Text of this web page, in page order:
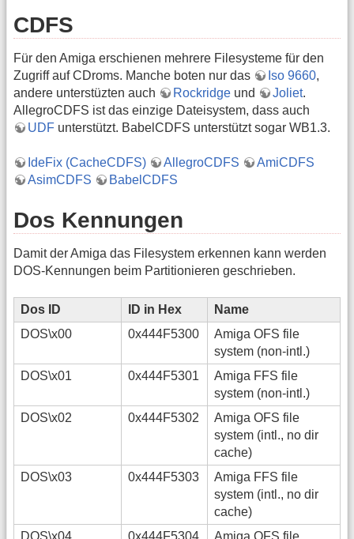
CDFS
Für den Amiga erschienen mehrere Filesysteme für den
Zugriff auf CDroms. Manche boten nur das
Iso 9660,
andere unterstüzten auch
Rockridge und Joliet.
AllegroCDFS ist das einzige Dateisystem, dass auch
UDF unterstützt. BabelCDFS unterstützt sogar WB1.3.
IdeFix (CacheCDFS) AllegroCDFS
AmiCDFS
AsimCDFS
BabelCDFS
Dos Kennungen
Damit der Amiga das Filesystem erkennen kann werden
DOS-Kennungen beim Partitionieren geschrieben.
Dos ID ID in Hex
Name
DOS\x00
0x444F5300
Amiga OFS file
system (non-intl.)
DOS\x01
0x444F5301
Amiga FFS file
system (non-intl.)
DOS\x02
0x444F5302
Amiga OFS file
system (intl., no dir
cache)
DOS\x03
0x444F5303
Amiga FFS file
system (intl., no dir
cache)
DOS\x04
0x444F5304 Amiga OFS file